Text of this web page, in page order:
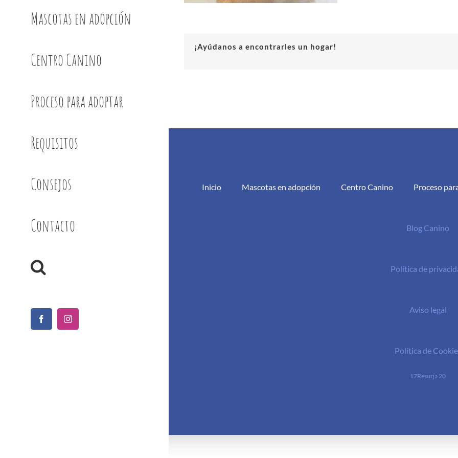
Mascotas en adopción
Centro Canino
Proceso para adoptar
Requisitos
Consejos
Contacto
FacebookInstagram
¡Ayúdanos a encontrarles un hogar!
Inicio Mascotas en adopción Centro Canino Proceso
Blog Canino
Política de
Aviso legal
Política de
17Resurja 20